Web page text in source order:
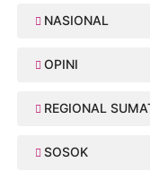
NASIONAL
OPINI
REGIONAL
SOSOK